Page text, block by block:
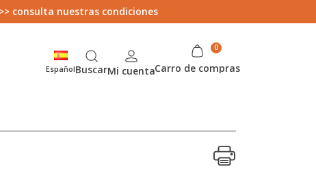
consulta nuestras condiciones
EspañolBuscarMi cuentaCarro de compras